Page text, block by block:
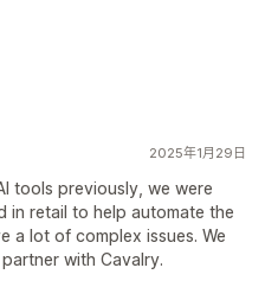
2025年1月29日
tools previously, we were
in retail to help automate the
a lot of complex issues. We
with Cavalry.